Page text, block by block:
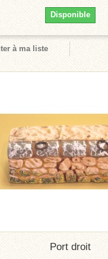
Disponible
à ma liste
Port droit